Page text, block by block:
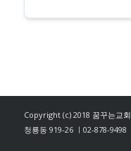
Copyright (c) 2018 꿈꾸는교회
청룡동 919-26 ㅣ02-878-9498